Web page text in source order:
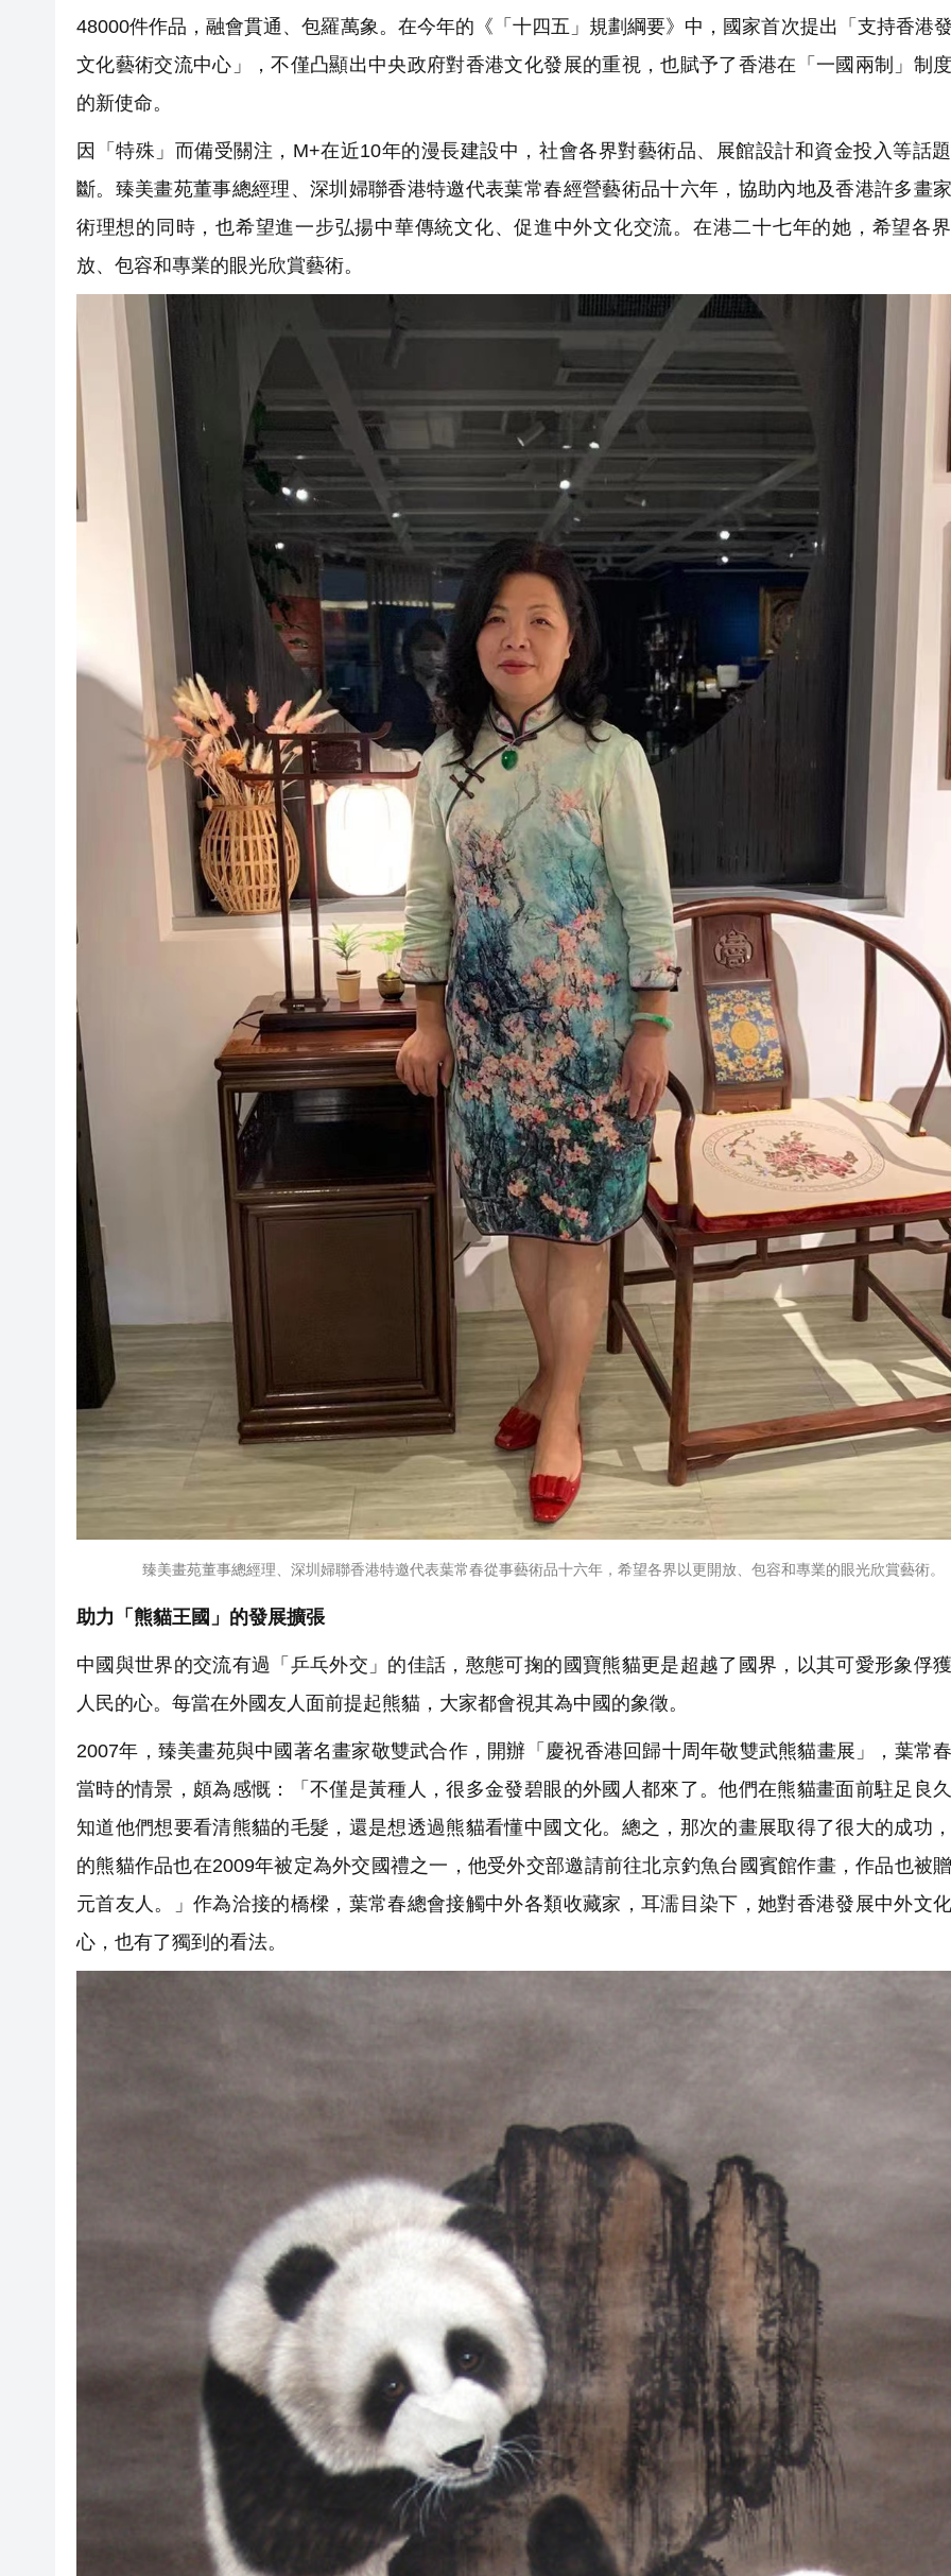
48000件作品，融會貫通、包羅萬象。在今年的《「十四五」規劃綱要》中，國家首次提出「支持香港
文化藝術交流中心」，不僅凸顯出中央政府對香港文化發展的重視，也賦予了香港在「一國兩制」制
的新使命。
因「特殊」而備受關注，M+在近10年的漫長建設中，社會各界對藝術品、展館設計和資金投入等話
斷。臻美畫苑董事總經理、深圳婦聯香港特邀代表葉常春經營藝術品十六年，協助內地及香港許多畫
術理想的同時，也希望進一步弘揚中華傳統文化、促進中外文化交流。在港二十七年的她，希望各
放、包容和專業的眼光欣賞藝術。
臻美畫苑董事總經理、深圳婦聯香港特邀代表葉常春從事藝術品十六年，希望各界以更開放、包容和專業的眼光欣賞藝術。
助力「熊貓王國」的發展擴張
中國與世界的交流有過「乒乓外交」的佳話，憨態可掬的國寶熊貓更是超越了國界，以其可愛形象俘
人民的心。每當在外國友人面前提起熊貓，大家都會視其為中國的象徵。
2007年，臻美畫苑與中國著名畫家敬雙武合作，開辦「慶祝香港回歸十周年敬雙武熊貓畫展」，葉常
當時的情景，頗為感慨：「不僅是黃種人，很多金發碧眼的外國人都來了。他們在熊貓畫面前駐足良
知道他們想要看清熊貓的毛髮，還是想透過熊貓看懂中國文化。總之，那次的畫展取得了很大的成功
的熊貓作品也在2009年被定為外交國禮之一，他受外交部邀請前往北京釣魚台國賓館作畫，作品也被
元首友人。」作為洽接的橋樑，葉常春總會接觸中外各類收藏家，耳濡目染下，她對香港發展中外文
心，也有了獨到的看法。